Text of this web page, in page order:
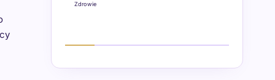
Zdrowie